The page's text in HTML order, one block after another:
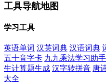
工具导航地图
学习工具
英语单词 汉英词典 汉语词典
五十音字卡 九九乘法学习助手
生计算题生成 汉字转拼音 唐
大全